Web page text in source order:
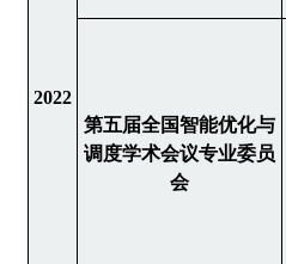
2022
第五届全国智能优化与
调度学术会议专业委员
会